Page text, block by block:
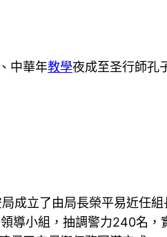
中華年教學夜成至圣行師孔
立了由局長榮平易近任
導小組，抽調警力240名